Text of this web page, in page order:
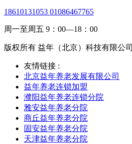
18610131053 01086467765
周一至周五 9：00—18：00
版权所有 益年（北京）科技有限公司
友情链接 :
北京益年养老发展有限公司
益年养老连锁加盟
濮阳益年养老连锁分院
雅安益年养老分院
商丘益年养老分院
固安益年养老分院
天津益年养老分院